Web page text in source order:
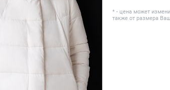
* - цена может
также от размера